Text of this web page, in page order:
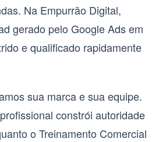
Na Empurrão Digital,
gerado pelo Google Ads em
e qualificado rapidamente
sua marca e sua equipe.
profissional constrói autoridade
o Treinamento Comercial